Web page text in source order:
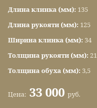
Длина клинка (мм): 135
Длина рукояти (мм): 125
Ширина клинка (мм): 34
Толщина рукояти (мм): 21
Толщина обуха (мм): 3,5
Цена: 33 000 руб.